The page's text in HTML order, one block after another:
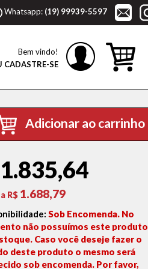
Whatsapp: (19) 99939-5597
Bem vindo!
CADASTRE-SE
Adicionar ao carrinho
1.835,64
R$ 1.688,79
Sob Encomenda. No
não possuímos este produto
Caso você deseje fazer o
deste produto o mesmo será
sob encomenda. Por favor,